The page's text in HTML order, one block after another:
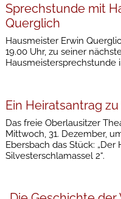
Sprechstunde mit
Querglich
Hausmeister Erwin
19.00 Uhr, zu seiner
Hausmeistersprechstunde
Ein Heiratsantrag
Das freie Oberlausitzer
Mittwoch, 31. Dezember,
Ebersbach das Stück:
Silvesterschlamassel 2“.